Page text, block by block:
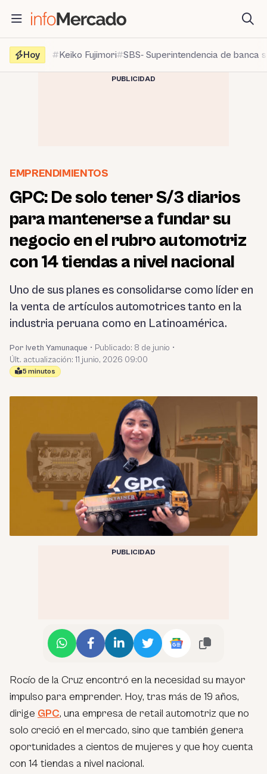
contenido
Hoy
Keiko Fujimori SBS- Superintendencia de banca
PUBLICIDAD
EMPRENDIMIENTOS
GPC: De solo tener S/3 diarios
para mantenerse a fundar su
negocio en el rubro automotriz
con 14 tiendas a nivel nacional
Uno de sus planes es consolidarse como líder en
la venta de artículos automotrices tanto en la
industria peruana como en Latinoamérica.
Por Iveth Yamunaque • Publicado: 8 de junio •
Últ. actualización: 11 junio, 2026 09:00
5 minutos
PUBLICIDAD
Rocío de la Cruz encontró en la necesidad su mayor
impulso para emprender. Hoy, tras más de 19 años,
dirige GPC, una empresa de retail automotriz que no
solo creció en el mercado, sino que también genera
oportunidades a cientos de mujeres y que hoy cuenta
con 14 tiendas a nivel nacional.